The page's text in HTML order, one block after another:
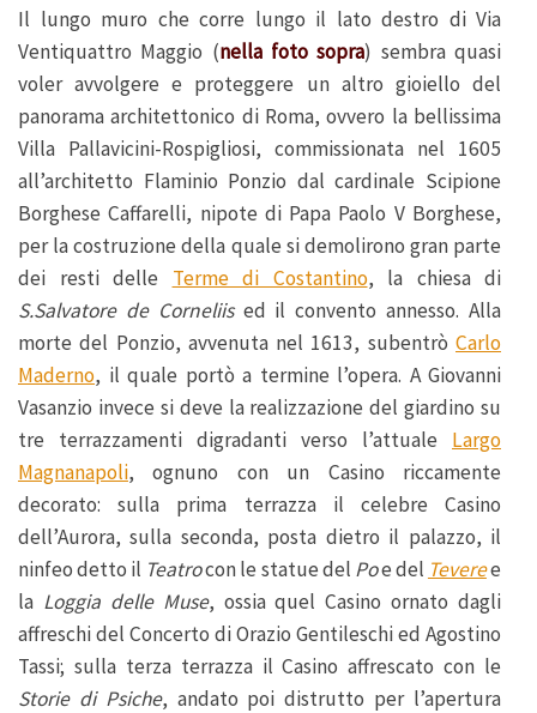
Il lungo muro che corre lungo il lato destro di Via
Ventiquattro Maggio (nella foto sopra) sembra quasi
voler avvolgere e proteggere un altro gioiello del
panorama architettonico di Roma, ovvero la bellissima
Villa Pallavicini-Rospigliosi, commissionata nel 1605
all’architetto Flaminio Ponzio dal cardinale Scipione
Borghese Caffarelli, nipote di Papa Paolo V Borghese,
per la costruzione della quale si demolirono gran parte
dei resti delle Terme di Costantino, la chiesa di
S.Salvatore de Corneliised il convento annesso. Alla
morte del Ponzio, avvenuta nel 1613, subentrò Carlo
Maderno, il quale portò a termine l’opera. A Giovanni
Vasanzio invece si deve la realizzazione del giardino su
tre terrazzamenti digradanti verso l’attuale Largo
Magnanapoli, ognuno con un Casino riccamente
decorato: sulla prima terrazza il celebre Casino
dell’Aurora, sulla seconda, posta dietro il palazzo, il
ninfeo detto il Teatrocon le statue del Poe del Teveree
la Loggia delle Muse, ossia quel Casino ornato dagli
affreschi del Concerto di Orazio Gentileschi ed Agostino
Tassi; sulla terza terrazza il Casino affrescato con le
Storie di Psiche, andato poi distrutto per l’apertura